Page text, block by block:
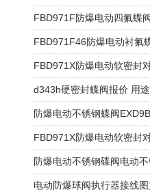
FBD971F防爆电动四氟蝶
FBD971F46防爆电动衬氟
FBD971X防爆电动软密封
d343h硬密封蝶阀报价 用
FBD971X防爆电动软密封
电动防爆球阀执行器接线图